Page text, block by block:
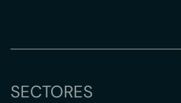
SECTORES